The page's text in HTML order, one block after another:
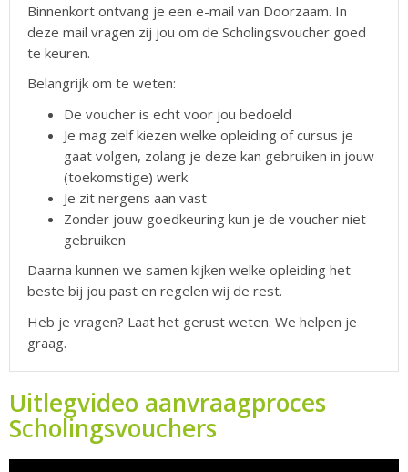
Binnenkort ontvang je een e-mail van Doorzaam. In
deze mail vragen zij jou om de Scholingsvoucher goed
te keuren.
Belangrijk om te weten:
De voucher is echt voor jou bedoeld
Je mag zelf kiezen welke opleiding of cursus je
gaat volgen, zolang je deze kan gebruiken in jouw
(toekomstige) werk
Je zit nergens aan vast
Zonder jouw goedkeuring kun je de voucher niet
gebruiken
Daarna kunnen we samen kijken welke opleiding het
beste bij jou past en regelen wij de rest.
Heb je vragen? Laat het gerust weten. We helpen je
graag.
Uitlegvideo aanvraagproces
Scholingsvouchers